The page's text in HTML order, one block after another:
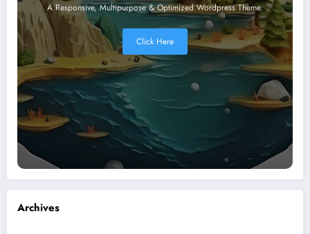
A Responsive, Multipurpose & Optimized Wordpress Theme.
Click Here
Archives